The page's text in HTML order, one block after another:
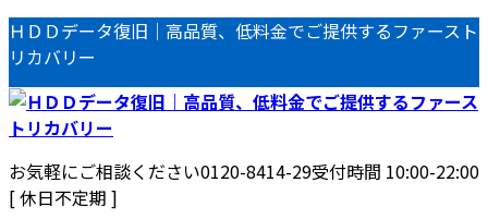
コ
ン
テ
ン
ツ
へ
ス
キ
ナ
ビ
ゲ
ー
シ
ョ
ン
に
ＨＤＤデータ復旧｜高品質、低料金でご提供するファースト
リカバリー
お気軽にご相談ください0120-8414-29受付時間 10:00-22:00
[ 休日不定期 ]